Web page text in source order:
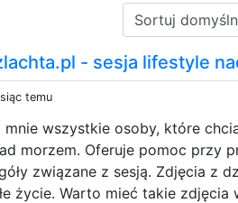
Sortuj:
- sesja lifestyle
temu
wszystkie osoby, które
morzem. Oferuje pomoc przy
związane z sesją. Zdjęcia z
życie. Warto mieć takie zdjęcia